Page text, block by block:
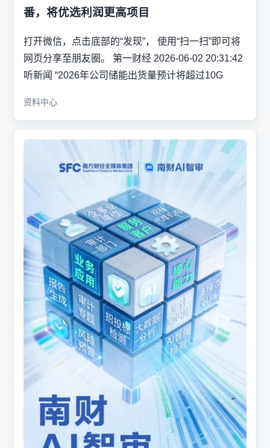
番，将优选利润更高项目
打开微信，点击底部的“发现”， 使用“扫一扫”即可将
网页分享至朋友圈。 第一财经 2026-06-02 20:31:42
听新闻 “2026年公司储能出货量预计将超过10G
资料中心